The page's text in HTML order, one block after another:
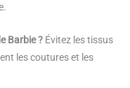
Barbie ? Évitez les tissus
les coutures et les